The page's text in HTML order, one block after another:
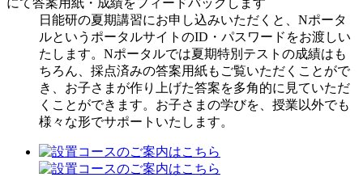
日能研の夏期講習にお申し込みいただくと、Nポータ
ルというポータルサイトのID・パスワードをお渡しい
たします。Nポータルでは夏期特別テストの成績はも
ちろん、採点済みの答案用紙もご覧いただくことがで
き、お子さまが作り上げた答案を多角的に見ていただ
くことができます。お子さまの学びを、授業以外でも
様々な形でサポートいたします。